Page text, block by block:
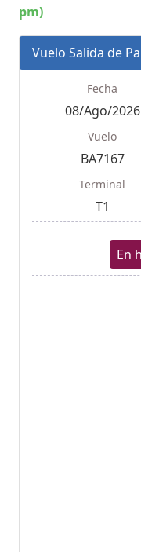
pm)
Vuelo Salida de
Fecha
08/Ago/2026
Vuelo
BA7167
Terminal
T1
En